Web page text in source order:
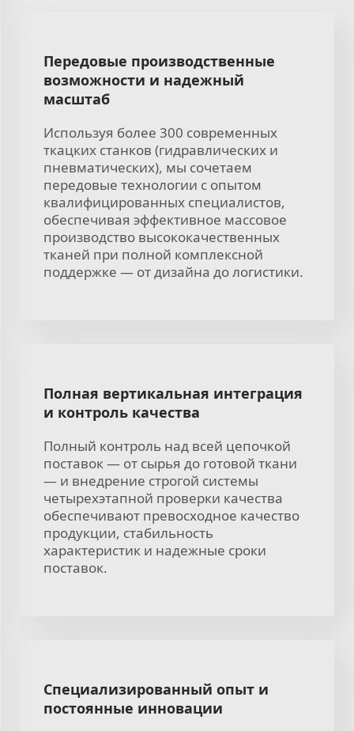
Передовые производственные
возможности и надежный
масштаб
Используя более 300 современных
ткацких станков (гидравлических и
пневматических), мы сочетаем
передовые технологии с опытом
квалифицированных специалистов,
обеспечивая эффективное массовое
производство высококачественных
тканей при полной комплексной
поддержке — от дизайна до логистики.
Полная вертикальная интеграция
и контроль качества
Полный контроль над всей цепочкой
поставок — от сырья до готовой ткани
— и внедрение строгой системы
четырехэтапной проверки качества
обеспечивают превосходное качество
продукции, стабильность
характеристик и надежные сроки
поставок.
Специализированный опыт и
постоянные инновации